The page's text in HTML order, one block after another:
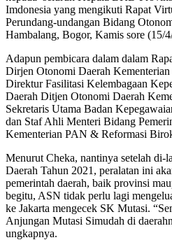
Imdonesia yang mengikuti Rapat
Perundang-undangan Bidang
Hambalang, Bogor, Kamis sore (15/
Adapun pembicara dalam dalam
Dirjen Otonomi Daerah
Direktur Fasilitasi Kelembagaan
Daerah Ditjen Otonomi Daerah
Sekretaris Utama Badan
dan Staf Ahli Menteri Bidang
Kementerian PAN & Reformasi
Menurut Cheka, nantinya setelah di-
Daerah Tahun 2021, peralatan ini
pemerintah daerah, baik provinsi
begitu, ASN tidak perlu lagi
ke Jakarta mengecek SK Mutasi.
Anjungan Mutasi Simudah di
ungkapnya.